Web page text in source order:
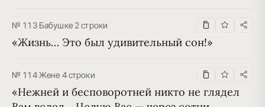
№ 113·Бабушке·2 строки
«Жизнь… Это был удивительный сон!»
№ 114·Жене·4 строки
«Нежней и бесповоротней никто не глядел